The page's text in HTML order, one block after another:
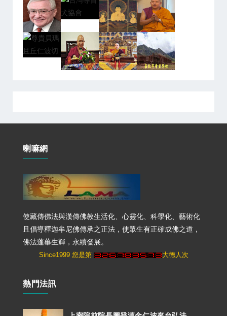
喇嘛網
使藏傳佛法與漢傳佛教生活化、心靈化、科學化、藝術化
且倡導釋迦牟尼佛傳承之正法，使眾生有正確成佛之道，
佛法蓬蓽生輝，永續發展。
Since1999 您是第 大德人次
熱門法訊